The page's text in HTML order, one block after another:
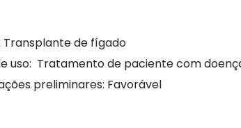
Transplante de fígado
uso: Tratamento de paciente com
preliminares: Favorável